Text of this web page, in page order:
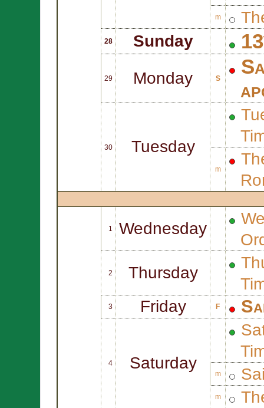
m
28 Sunday
29 Monday S
30 Tuesday
m
1 Wednesday
2 Thursday
3 Friday F
4 Saturday
m
m